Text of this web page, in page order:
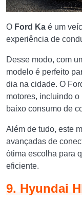
O Ford Ka é um
experiência de
Desse modo, com
modelo é perfeito
dia na cidade. O
motores, incluindo
baixo consumo de
Além de tudo, este
avançadas de
ótima escolha para
eficiente.
9. Hyundai